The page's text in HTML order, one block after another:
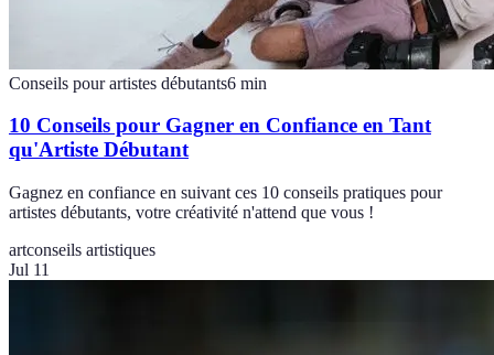
Conseils pour artistes débutants6 min
10 Conseils pour Gagner en Confiance en Tant
qu'Artiste Débutant
Gagnez en confiance en suivant ces 10 conseils pratiques pour
artistes débutants, votre créativité n'attend que vous !
artconseils artistiques
Jul 11